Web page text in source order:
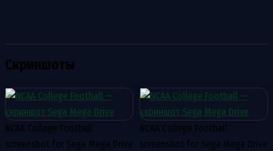
Скриншоты
NCAA College Football
screenshot for Sega Mega Drive
NCAA College Football
screenshot for Sega Mega Drive